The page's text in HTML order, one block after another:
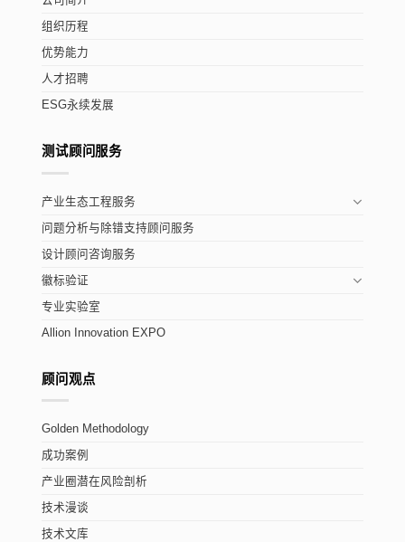
组织历程
优势能力
人才招聘
ESG永续发展
测试顾问服务
产业生态工程服务
问题分析与除错支持顾问服务
设计顾问咨询服务
徽标验证
专业实验室
Allion Innovation EXPO
顾问观点
Golden Methodology
成功案例
产业圈潜在风险剖析
技术漫谈
技术文库